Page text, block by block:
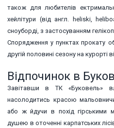
також для любителів
хейлітури (від англ. heliski,
сноуборді, з застосуванням
Спорядження у пунктах прокату
другій половині сезону на курорті
Відпочинок в
Завітавши в ТК «Буковель»
насолодитись красою
або ж йдучи в похід гірськими
душею в оточенні карпатських